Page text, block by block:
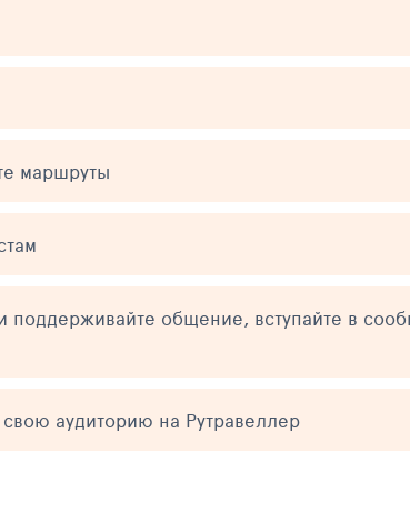
маршруты
поддерживайте общение, вступайте в
аудиторию на Рутравеллер